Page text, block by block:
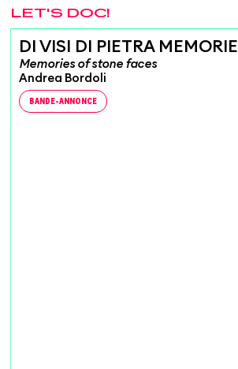
LET'S DOC!
DI VISI DI PIETRA MEMORIE
Memories of stone faces
Andrea Bordoli
BANDE-ANNONCE